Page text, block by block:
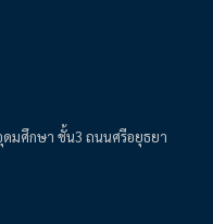
ดมศึกษา ชั้น3 ถนนศรีอยุธยา